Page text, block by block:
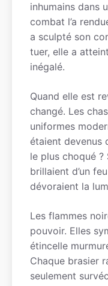
inhumains dans
combat l’a
a sculpté son
tuer, elle a
inégalé.
Quand elle est
changé. Les
uniformes
étaient devenus
le plus choqué ?
brillaient d’un
dévoraient la
Les flammes
pouvoir. Elles
étincelle
Chaque brasier
seulement